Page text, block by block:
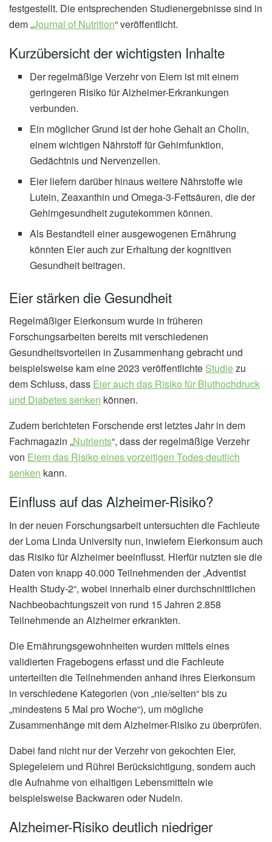
festgestellt. Die entsprechenden Studienergebnisse sind in
dem „Journal of Nutrition“ veröffentlicht.
Kurzübersicht der wichtigsten Inhalte
Der regelmäßige Verzehr von Eiern ist mit einem
geringeren Risiko für Alzheimer-Erkrankungen
verbunden.
Ein möglicher Grund ist der hohe Gehalt an Cholin,
einem wichtigen Nährstoff für Gehirnfunktion,
Gedächtnis und Nervenzellen.
Eier liefern darüber hinaus weitere Nährstoffe wie
Lutein, Zeaxanthin und Omega-3-Fettsäuren, die der
Gehirngesundheit zugutekommen können.
Als Bestandteil einer ausgewogenen Ernährung
könnten Eier auch zur Erhaltung der kognitiven
Gesundheit beitragen.
Eier stärken die Gesundheit
Regelmäßiger Eierkonsum wurde in früheren
Forschungsarbeiten bereits mit verschiedenen
Gesundheitsvorteilen in Zusammenhang gebracht und
beispielsweise kam eine 2023 veröffentlichte Studiezu
dem Schluss, dass Eier auch das Risiko für Bluthochdruck
und Diabetes senken können.
Zudem berichteten Forschende erst letztes Jahr in dem
Fachmagazin „Nutrients“, dass der regelmäßige Verzehr
von Eiern das Risiko eines vorzeitigen Todes deutlich
senken kann.
Einfluss auf das Alzheimer-Risiko?
In der neuen Forschungsarbeit untersuchten die Fachleute
der Loma Linda University nun, inwiefern Eierkonsum auch
das Risiko für Alzheimer beeinflusst. Hierfür nutzten sie die
Daten von knapp 40.000 Teilnehmenden der „Adventist
Health Study-2“, wobei innerhalb einer durchschnittlichen
Nachbeobachtungszeit von rund 15 Jahren 2.858
Teilnehmende an Alzheimer erkrankten.
Die Ernährungsgewohnheiten wurden mittels eines
validierten Fragebogens erfasst und die Fachleute
unterteilten die Teilnehmenden anhand ihres Eierkonsum
in verschiedene Kategorien (von „nie/selten“ bis zu
„mindestens 5 Mal pro Woche“), um mögliche
Zusammenhänge mit dem Alzheimer-Risiko zu überprüfen.
Dabei fand nicht nur der Verzehr von gekochten Eier,
Spiegeleiern und Rührei Berücksichtigung, sondern auch
die Aufnahme von eihaltigen Lebensmitteln wie
beispielsweise Backwaren oder Nudeln.
Alzheimer-Risiko deutlich niedriger